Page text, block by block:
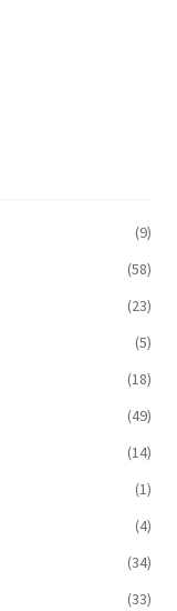
(9)
(58)
(23)
(5)
(18)
(49)
(14)
(1)
(4)
(34)
(33)